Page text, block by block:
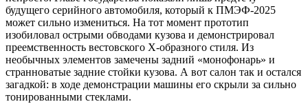
будущего серийного автомобиля, который к ПМЭФ-2025
может сильно измениться. На тот момент прототип
изобиловал острыми обводами кузова и демонстрировал
преемственность вестовского Х-образного стиля. Из
необычных элементов замечены задний «монофонарь» и
странноватые задние стойки кузова. А вот салон так и остался
загадкой: в ходе демонстрации машины его скрыли за сильно
тонированными стеклами.